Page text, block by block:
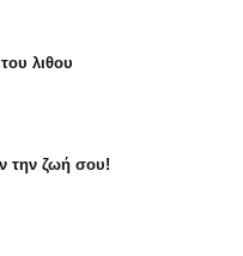
λιθου
την ζωή σου!